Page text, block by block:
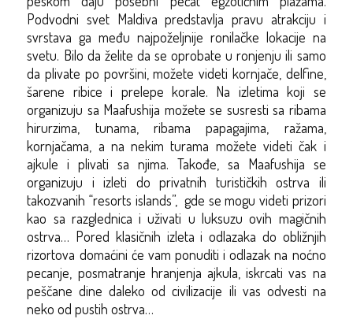
Podvodni svet Maldiva predstavlja pravu atrakciju i
svrstava ga među najpoželjnije ronilačke lokacije na
svetu. Bilo da želite da se oprobate u ronjenju ili samo
da plivate po površini, možete videti kornjače, delfine,
šarene ribice i prelepe korale. Na izletima koji se
organizuju sa Maafushija možete se susresti sa ribama
hirurzima, tunama, ribama papagajima, ražama,
kornjačama, a na nekim turama možete videti čak i
ajkule i plivati sa njima. Takođe, sa Maafushija se
organizuju i izleti do privatnih turističkih ostrva ili
takozvanih “resorts islands”, gde se mogu videti prizori
kao sa razglednica i uživati u luksuzu ovih magičnih
ostrva… Pored klasičnih izleta i odlazaka do obližnjih
rizortova domaćini će vam ponuditi i odlazak na noćno
pecanje, posmatranje hranjenja ajkula, iskrcati vas na
peščane dine daleko od civilizacije ili vas odvesti na
neko od pustih ostrva…